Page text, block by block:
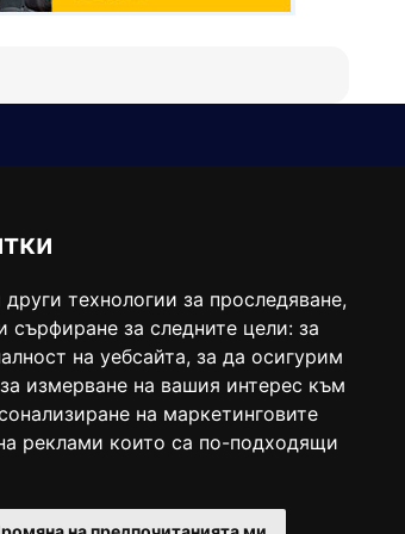
технологии за проследяване,
сърфиране за следните цели: за
на уебсайта, за да осигурим
за измерване на вашия интерес към
на маркетинговите
реклами които са по-подходящи
4722.